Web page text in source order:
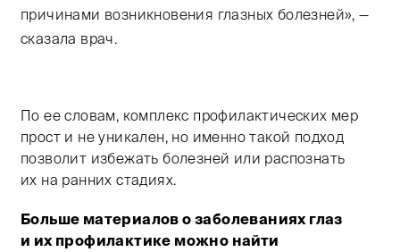
причинами возникновения глазных болезней», —
сказала врач.
По ее словам, комплекс профилактических мер
прост и не уникален, но именно такой подход
позволит избежать болезней или распознать
их на ранних стадиях.
Больше материалов о заболеваниях глаз
и их профилактике можно найти